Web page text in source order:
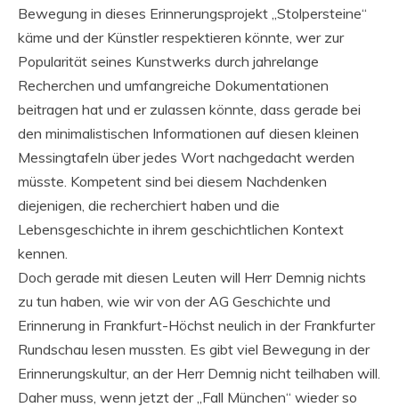
Bewegung in dieses Erinnerungsprojekt „Stolpersteine“
käme und der Künstler respektieren könnte, wer zur
Popularität seines Kunstwerks durch jahrelange
Recherchen und umfangreiche Dokumentationen
beitragen hat und er zulassen könnte, dass gerade bei
den minimalistischen Informationen auf diesen kleinen
Messingtafeln über jedes Wort nachgedacht werden
müsste. Kompetent sind bei diesem Nachdenken
diejenigen, die recherchiert haben und die
Lebensgeschichte in ihrem geschichtlichen Kontext
kennen.
Doch gerade mit diesen Leuten will Herr Demnig nichts
zu tun haben, wie wir von der AG Geschichte und
Erinnerung in Frankfurt-Höchst neulich in der Frankfurter
Rundschau lesen mussten. Es gibt viel Bewegung in der
Erinnerungskultur, an der Herr Demnig nicht teilhaben will.
Daher muss, wenn jetzt der „Fall München“ wieder so